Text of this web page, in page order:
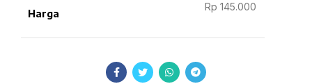
Harga
Rp 145.000